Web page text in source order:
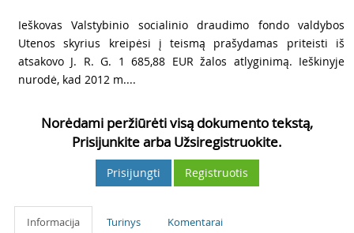
Ieškovas Valstybinio socialinio draudimo fondo valdybos
Utenos skyrius kreipėsi į teismą prašydamas priteisti iš
atsakovo J. R. G. 1 685,88 EUR žalos atlyginimą. Ieškinyje
nurodė, kad 2012 m....
Norėdami peržiūrėti visą dokumento tekstą,
Prisijunkite arba Užsiregistruokite.
Prisijungti Registruotis
Informacija Turinys Komentarai